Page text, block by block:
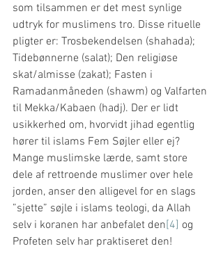
som tilsammen er det mest synlige
udtryk for muslimens tro. Disse rituelle
pligter er: Trosbekendelsen (shahada);
Tidebønnerne (salat); Den religiøse
skat/almisse (zakat); Fasten i
Ramadanmåneden (shawm) og Valfarten
til Mekka/Kabaen (hadj). Der er lidt
usikkerhed om, hvorvidt jihad egentlig
hører til islams Fem Søjler eller ej?
Mange muslimske lærde, samt store
dele af rettroende muslimer over hele
jorden, anser den alligevel for en slags
”sjette” søjle i islams teologi, da Allah
selv i koranen har anbefalet den[4] og
Profeten selv har praktiseret den!